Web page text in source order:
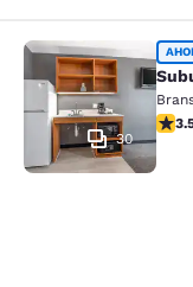
Suburban
30